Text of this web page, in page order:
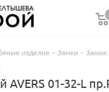
изделия - Замки - Замок
AVERS 01-32-L